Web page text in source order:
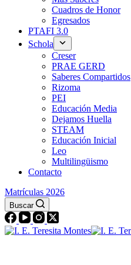
Cuadros de Honor
Egresados
PTAFI 3.0
Schola
Creser
PRAE GERD
Saberes Compartidos
Rizoma
PEI
Educación Media
Dejamos Huella
STEAM
Educación Inicial
Leo
Multilingüismo
Contacto
Matrículas 2026
Buscar